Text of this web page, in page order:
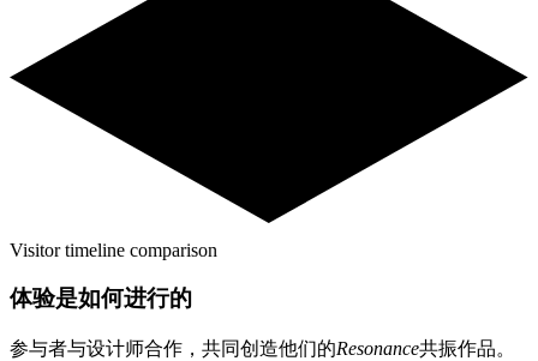
Visitor timeline comparison
体验是如何进行的
参与者与设计师合作，共同创造他们的Resonance共振作品。